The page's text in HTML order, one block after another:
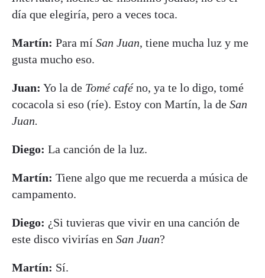
día que elegiría, pero a veces toca.
Martín: Para mí San Juan, tiene mucha luz y me
gusta mucho eso.
Juan: Yo la de Tomé caféno, ya te lo digo, tomé
cocacola si eso (ríe). Estoy con Martín, la de San
Juan.
Diego: La canción de la luz.
Martín: Tiene algo que me recuerda a música de
campamento.
Diego: ¿Si tuvieras que vivir en una canción de
este disco vivirías en San Juan?
Martín: Sí.